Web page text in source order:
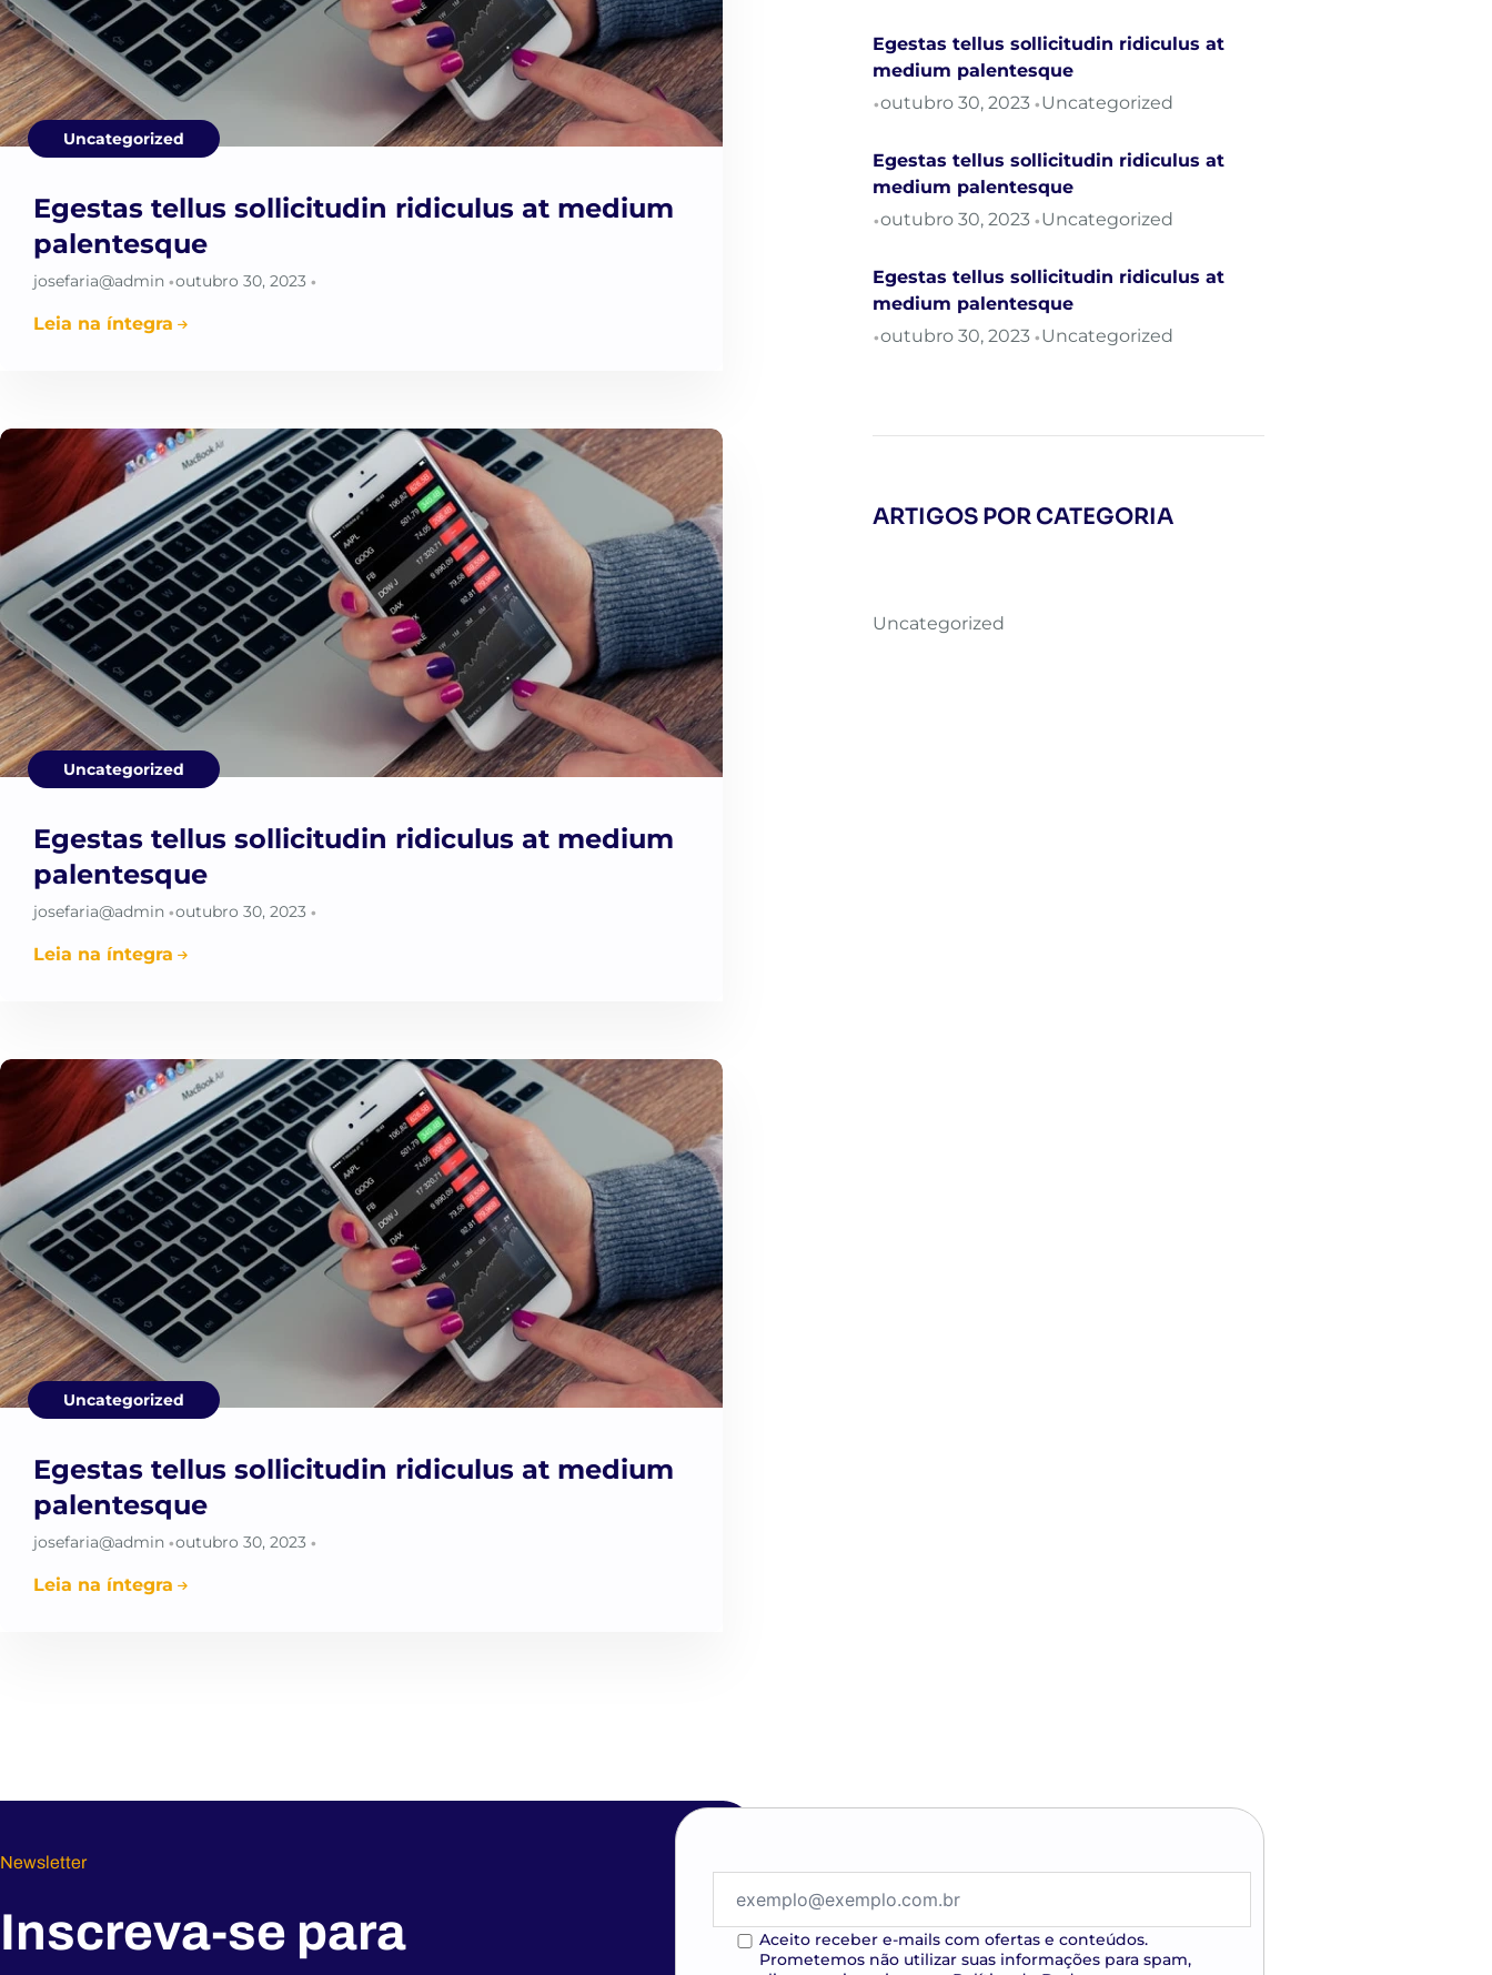
Egestas tellus sollicitudin ridiculus at medium
palentesque
josefaria@admin •outubro 30, 2023 •
Uncategorized
Leia na íntegra
Egestas tellus sollicitudin ridiculus at medium
palentesque
josefaria@admin •outubro 30, 2023 •
Uncategorized
Leia na íntegra
Egestas tellus sollicitudin ridiculus at medium
palentesque
josefaria@admin •outubro 30, 2023 •
Uncategorized
Leia na íntegra
Egestas tellus sollicitudin ridiculus at
medium palentesque
•outubro 30, 2023 • Uncategorized
Egestas tellus sollicitudin ridiculus at
medium palentesque
•outubro 30, 2023 • Uncategorized
Egestas tellus sollicitudin ridiculus at
medium palentesque
•outubro 30, 2023 • Uncategorized
ARTIGOS POR CATEGORIA
Uncategorized
Newsletter
Inscreva-se para
Aceito receber e-mails com ofertas e conteúdos.
Prometemos não utilizar suas informações para spam,